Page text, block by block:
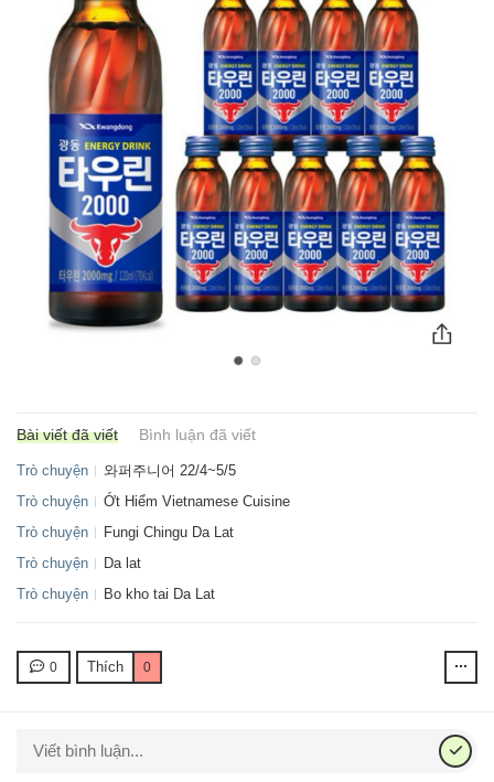
Bài viết đã viết Bình luận đã viết
Trò chuyện
와퍼주니어 22/4~5/5
Trò chuyện
Ớt Hiểm Vietnamese Cuisine
Trò chuyện
Fungi Chingu Da Lat
Trò chuyện
Da lat
Trò chuyện
Bo kho tai Da Lat
0 Thích 0